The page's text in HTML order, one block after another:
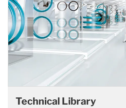
Technical Library